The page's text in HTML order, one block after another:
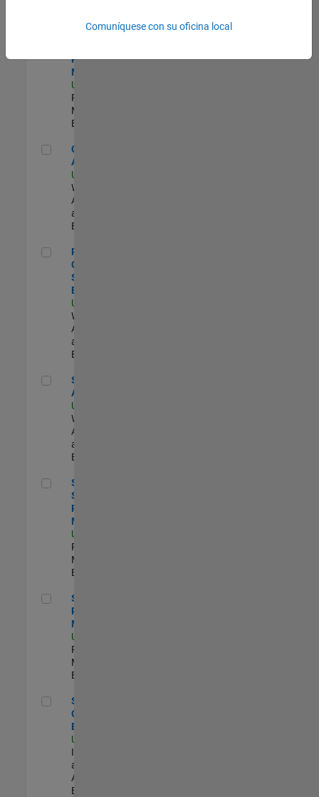
Experimentado
Program
Manager
US-MA-Natick
Program
Management |
Experimentado
Cloud Solution Architect
Cloud Solution
Architect
US-MA-Natick
Web
Applications
and Services |
Experimentado
Principal Cloud Software Engineer
Principal
Cloud
Software
Engineer
US-MA-Natick
Web
Applications
and Services |
Experimentado
Senior Applied AI Engineer
Senior Applied
AI Engineer
US-MA-Natick
Web
Applications
and Services |
Experimentado
Senior Software Program Manager
Senior
Software
Program
Manager
US-MA-Natick
Program
Management |
Experimentado
Senior Program Manager
Senior
Program
Manager
US-MA-Natick
Program
Management |
Experimentado
Senior Observability Engineer
Senior
Observability
Engineer
US-MA-Natick
Infrastructure
and
Architecture |
Experimentado
Comuníquese con su oficina local